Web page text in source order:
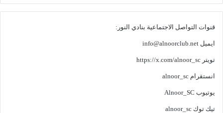
قنوات التواصل الاجتماعية بنادي النور:
ايميل info@alnoorclub.net
تويتر https://x.com/alnoor_sc
انستقرام alnoor_sc
يوتيوب Alnoor_SC
تيك توك alnoor_sc